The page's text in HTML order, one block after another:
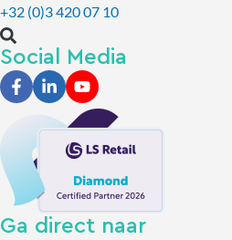
+32 (0)3 420 07 10
Social Media
Ga direct naar